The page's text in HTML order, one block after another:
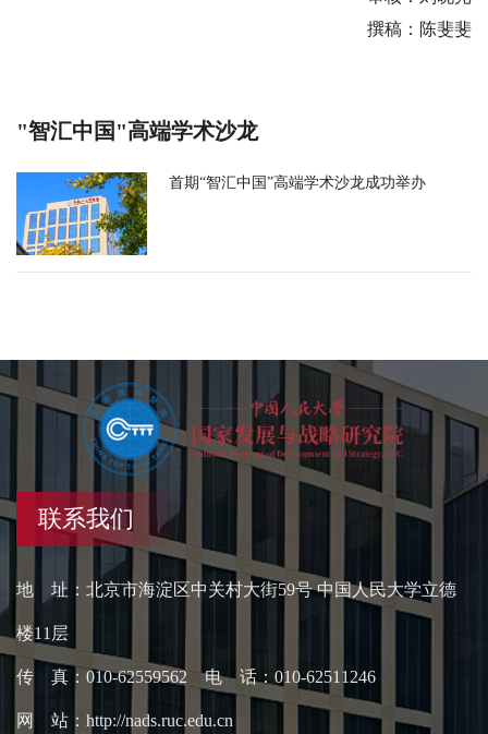
撰稿：陈斐斐
"智汇中国"高端学术沙龙
首期“智汇中国”高端学术沙龙成功举办
联系我们
地 址：北京市海淀区中关村大街59号 中国人民大学立德
楼11层
传 真：010-62559562 电 话：010-62511246
网 站：http://nads.ruc.edu.cn